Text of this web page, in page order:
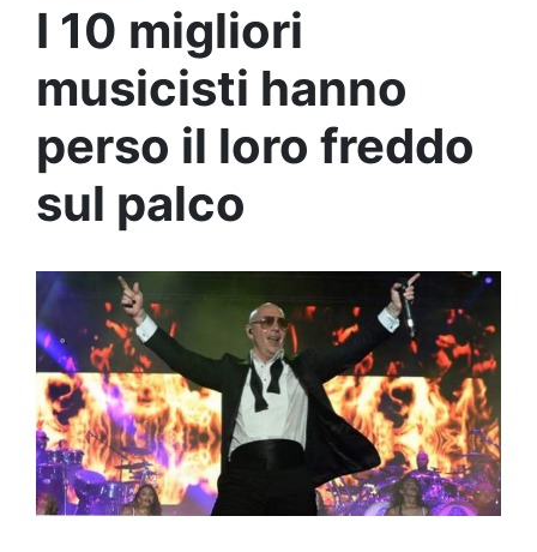
I 10 migliori
musicisti hanno
perso il loro freddo
sul palco